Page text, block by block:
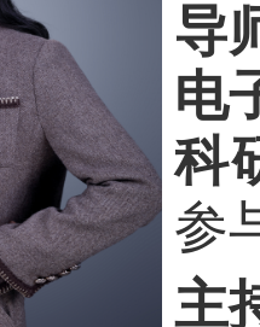
导
电
科
参
主